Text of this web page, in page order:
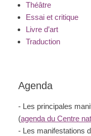
Théâtre
Essai et critique
Livre d’art
Traduction
Agenda
- Les principales
(agenda du Centre
- Les manifestations